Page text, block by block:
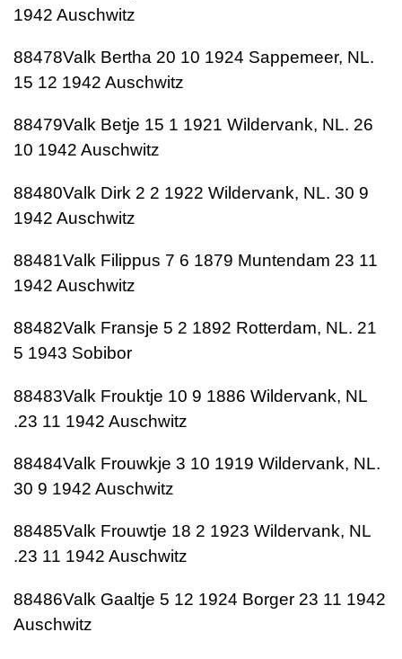
1942 Auschwitz
88478Valk Bertha 20 10 1924 Sappemeer, NL.
15 12 1942 Auschwitz
88479Valk Betje 15 1 1921 Wildervank, NL. 26
10 1942 Auschwitz
88480Valk Dirk 2 2 1922 Wildervank, NL. 30 9
1942 Auschwitz
88481Valk Filippus 7 6 1879 Muntendam 23 11
1942 Auschwitz
88482Valk Fransje 5 2 1892 Rotterdam, NL. 21
5 1943 Sobibor
88483Valk Frouktje 10 9 1886 Wildervank, NL
.23 11 1942 Auschwitz
88484Valk Frouwkje 3 10 1919 Wildervank, NL.
30 9 1942 Auschwitz
88485Valk Frouwtje 18 2 1923 Wildervank, NL
.23 11 1942 Auschwitz
88486Valk Gaaltje 5 12 1924 Borger 23 11 1942
Auschwitz